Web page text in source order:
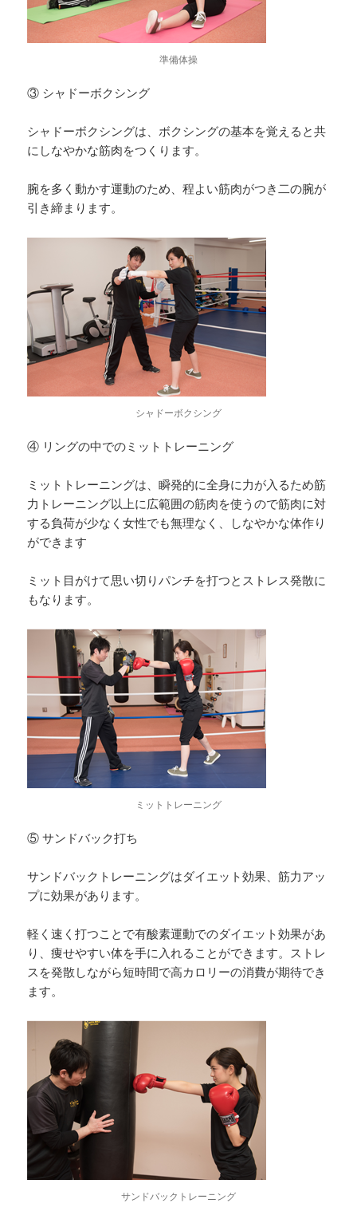
準備体操
③ シャドーボクシング
シャドーボクシングは、ボクシングの基本を覚えると共
にしなやかな筋肉をつくります。
腕を多く動かす運動のため、程よい筋肉がつき二の腕が
引き締まります。
シャドーボクシング
④ リングの中でのミットトレーニング
ミットトレーニングは、瞬発的に全身に力が入るため筋
力トレーニング以上に広範囲の筋肉を使うので筋肉に対
する負荷が少なく女性でも無理なく、しなやかな体作り
ができます
ミット目がけて思い切りパンチを打つとストレス発散に
もなります。
ミットトレーニング
⑤ サンドバック打ち
サンドバックトレーニングはダイエット効果、筋力アッ
プに効果があります。
軽く速く打つことで有酸素運動でのダイエット効果があ
り、痩せやすい体を手に入れることができます。ストレ
スを発散しながら短時間で高カロリーの消費が期待でき
ます。
サンドバックトレーニング